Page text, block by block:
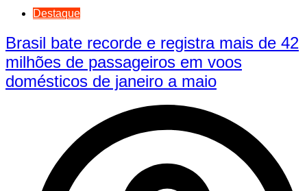
Destaque
Brasil bate recorde e registra mais de 42
milhões de passageiros em voos
domésticos de janeiro a maio